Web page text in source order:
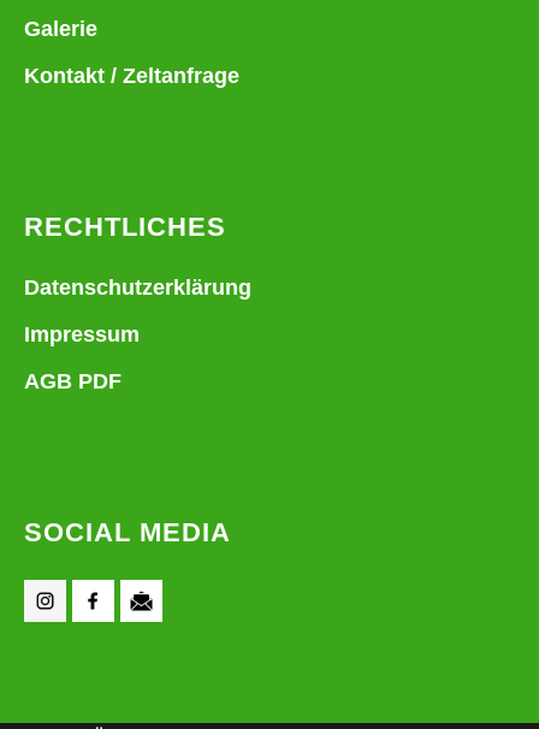
Galerie
Kontakt / Zeltanfrage
RECHTLICHES
Datenschutzerklärung
Impressum
AGB PDF
SOCIAL MEDIA